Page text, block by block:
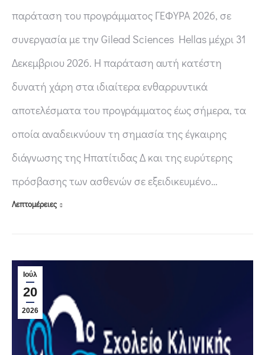
παράταση του προγράμματος ΓΕΦΥΡΑ 2026, σε
συνεργασία με την Gilead Sciences Hellas μέχρι 31
Δεκεμβριου 2026. Η παράταση αυτή κατέστη
δυνατή χάρη στα ιδιαίτερα ενθαρρυντικά
αποτελέσματα του προγράμματος έως σήμερα, τα
οποία αναδεικνύουν τη σημασία της έγκαιρης
διάγνωσης της Ηπατίτιδας Δ και της ευρύτερης
πρόσβασης των ασθενών σε εξειδικευμένο…
Λεπτομέρειες
Ιούλ
20
2026